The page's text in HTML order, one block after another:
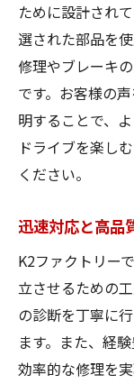
ために設計され
選された部品を
修理やブレーキ
です。お客様の
明することで、
ドライブを楽し
ください。
迅速対応と高品
K2ファクトリー
立させるための
の診断を丁寧に
ます。また、経
効率的な修理を